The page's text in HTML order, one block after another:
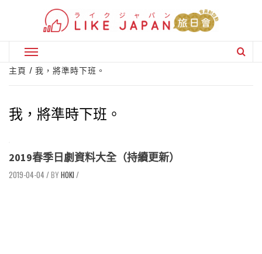
Primary
Menu
主頁 我，將準時下班。
我，將準時下班。
2019春季日劇資料大全（持續更新）
2019-04-04/ HOKI /